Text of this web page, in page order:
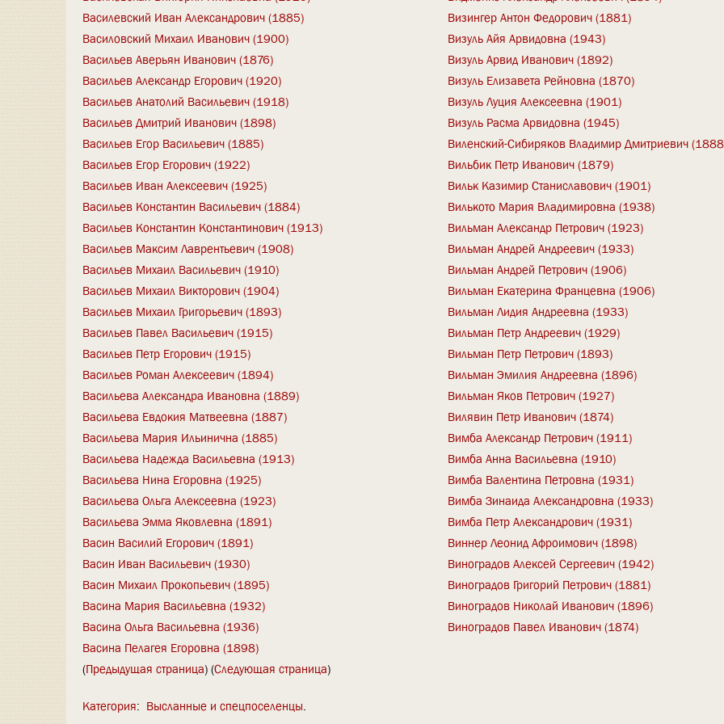
Василевский Иван Александрович (1885)
Василовский Михаил Иванович (1900)
Васильев Аверьян Иванович (1876)
Васильев Александр Егорович (1920)
Васильев Анатолий Васильевич (1918)
Васильев Дмитрий Иванович (1898)
Васильев Егор Васильевич (1885)
Васильев Егор Егорович (1922)
Васильев Иван Алексеевич (1925)
Васильев Константин Васильевич (1884)
Васильев Константин Константинович (1913)
Васильев Максим Лаврентьевич (1908)
Васильев Михаил Васильевич (1910)
Васильев Михаил Викторович (1904)
Васильев Михаил Григорьевич (1893)
Васильев Павел Васильевич (1915)
Васильев Петр Егорович (1915)
Васильев Роман Алексеевич (1894)
Васильева Александра Ивановна (1889)
Васильева Евдокия Матвеевна (1887)
Васильева Мария Ильинична (1885)
Васильева Надежда Васильевна (1913)
Васильева Нина Егоровна (1925)
Васильева Ольга Алексеевна (1923)
Васильева Эмма Яковлевна (1891)
Васин Василий Егорович (1891)
Васин Иван Васильевич (1930)
Васин Михаил Прокопьевич (1895)
Васина Мария Васильевна (1932)
Васина Ольга Васильевна (1936)
Васина Пелагея Егоровна (1898)
Визингер Антон Федорович (1881)
Визуль Айя Арвидовна (1943)
Визуль Арвид Иванович (1892)
Визуль Елизавета Рейновна (1870)
Визуль Луция Алексеевна (1901)
Визуль Расма Арвидовна (1945)
Виленский-Сибиряков Владимир Дмитриевич
Вильбик Петр Иванович (1879)
Вильк Казимир Станиславович (1901)
Вилькото Мария Владимировна (1938)
Вильман Александр Петрович (1923)
Вильман Андрей Андреевич (1933)
Вильман Андрей Петрович (1906)
Вильман Екатерина Францевна (1906)
Вильман Лидия Андреевна (1933)
Вильман Петр Андреевич (1929)
Вильман Петр Петрович (1893)
Вильман Эмилия Андреевна (1896)
Вильман Яков Петрович (1927)
Вилявин Петр Иванович (1874)
Вимба Александр Петрович (1911)
Вимба Анна Васильевна (1910)
Вимба Валентина Петровна (1931)
Вимба Зинаида Александровна (1933)
Вимба Петр Александрович (1931)
Виннер Леонид Афроимович (1898)
Виноградов Алексей Сергеевич (1942)
Виноградов Григорий Петрович (1881)
Виноградов Николай Иванович (1896)
Виноградов Павел Иванович (1874)
(Предыдущая страница) (Следующая страница)
Категория: Высланные и спецпоселенцы